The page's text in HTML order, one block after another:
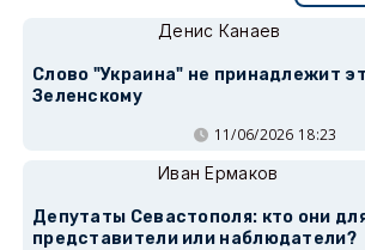
Денис Канаев
Слово "Украина" не принадлежит
Зеленскому
11/06/2026 18:23
Иван Ермаков
Депутаты Севастополя: кто они
представители или наблюдатели?